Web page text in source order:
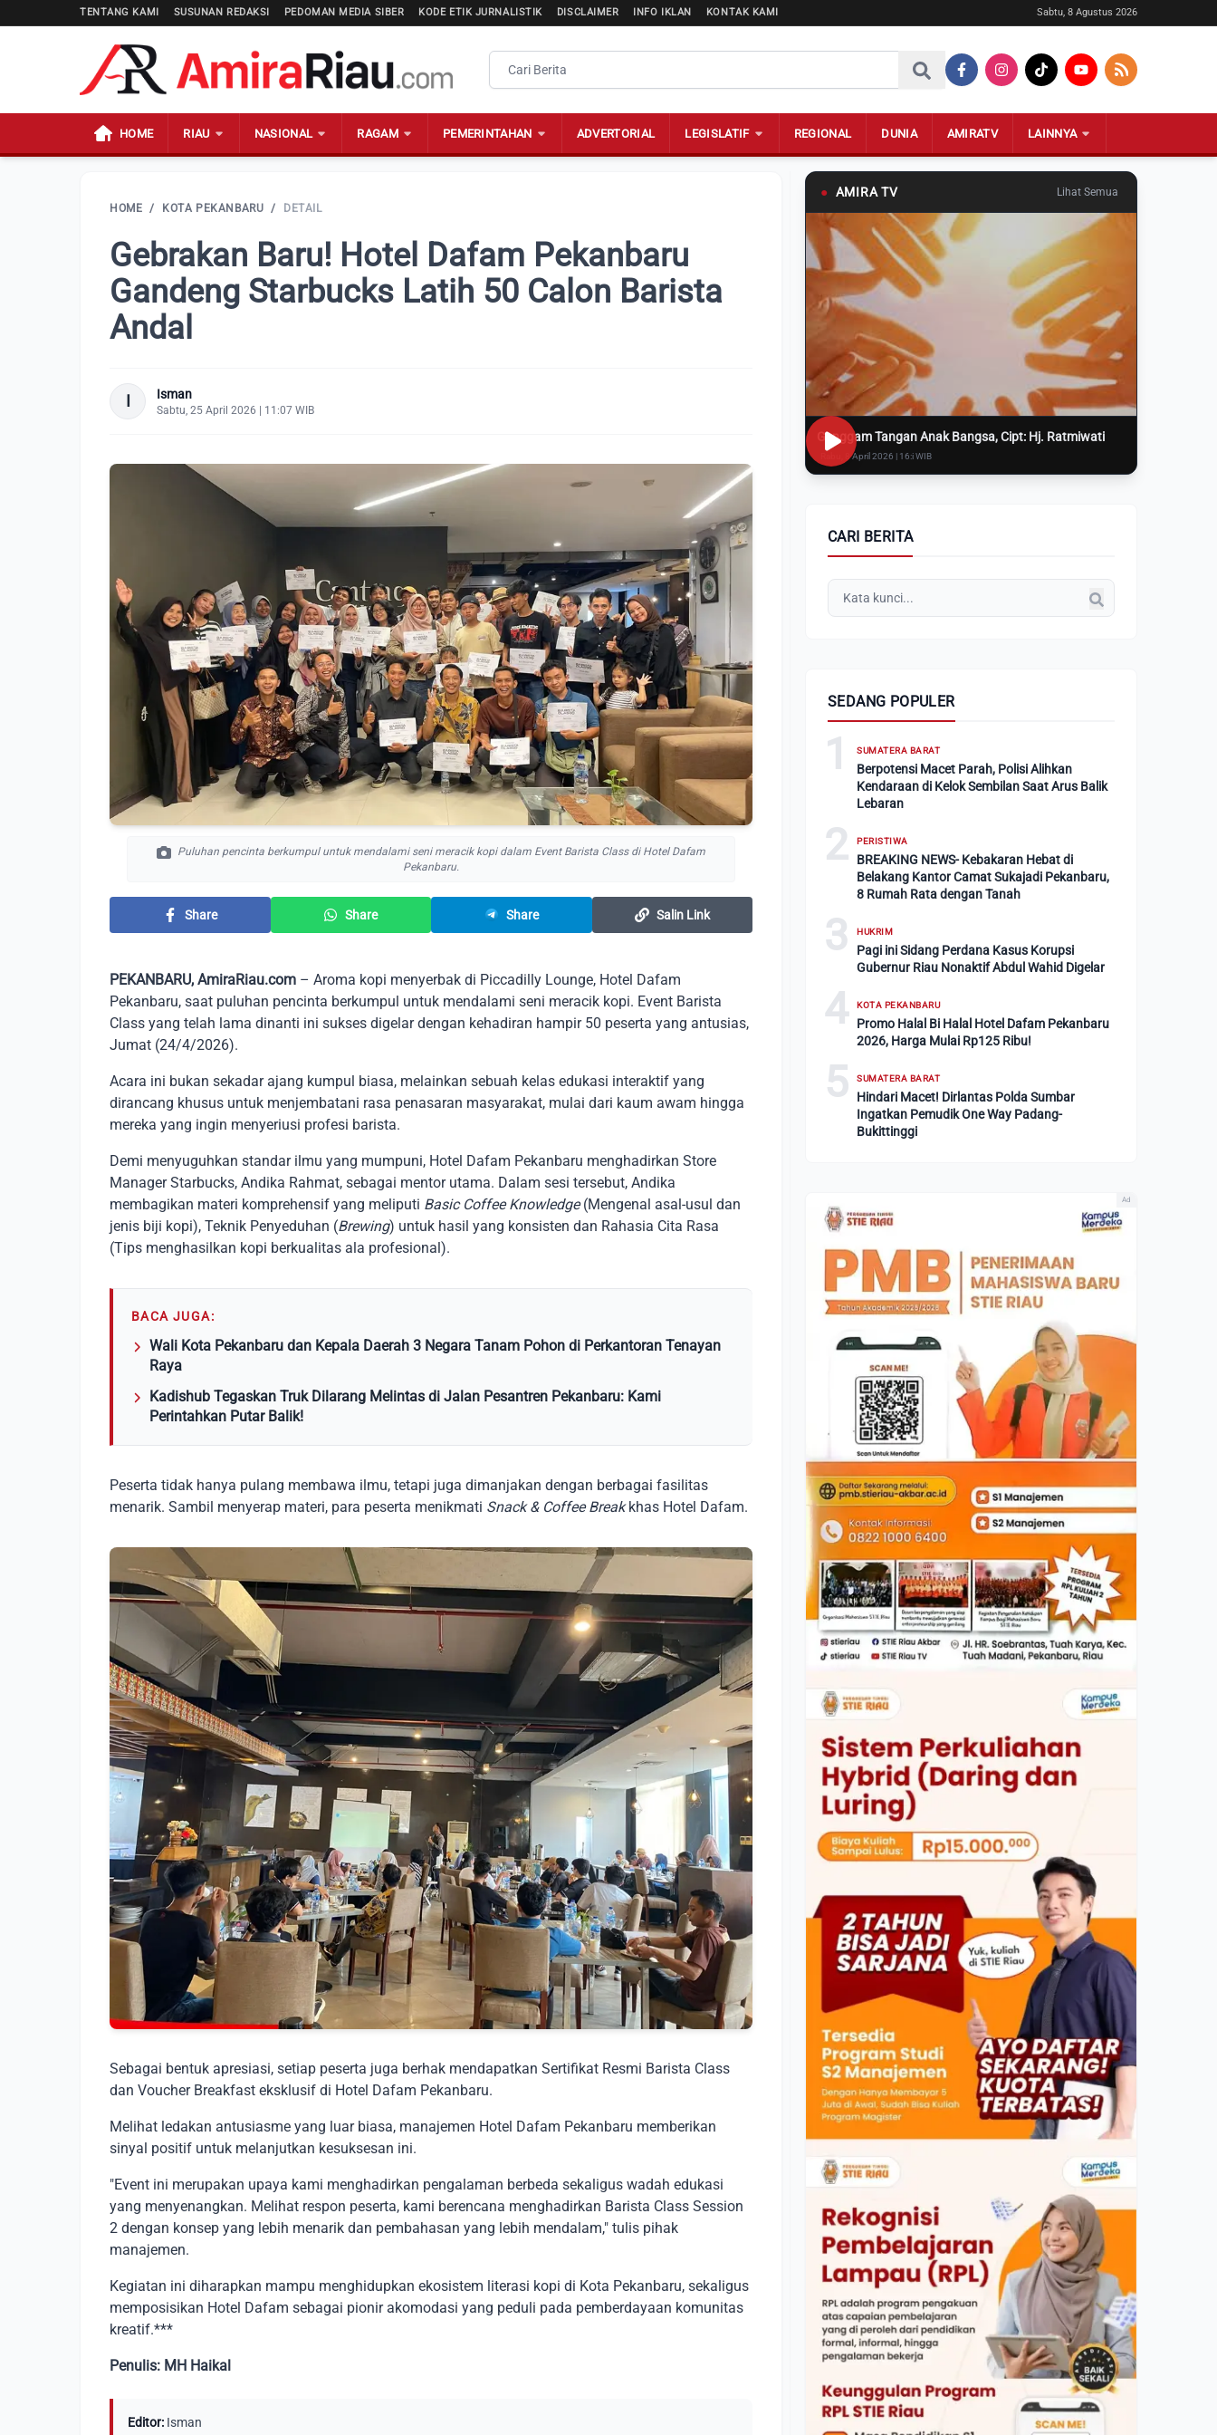
TENTANG KAMI SUSUNAN REDAKSI PEDOMAN MEDIA SIBER KODE ETIK JURNALISTIK DISCLAIMER INFO IKLAN KONTAK KAMI Sabtu, 8 Agustus 2026
HOME RIAU NASIONAL RAGAM PEMERINTAHAN ADVERTORIAL LEGISLATIF REGIONAL DUNIA AMIRATV LAINNYA
HOME / KOTA PEKANBARU / DETAIL
Gebrakan Baru! Hotel Dafam Pekanbaru
Gandeng Starbucks Latih 50 Calon Barista
Andal
I Isman
Sabtu, 25 April 2026 | 11:07 WIB
Puluhan pencinta berkumpul untuk mendalami seni meracik kopi dalam Event Barista Class di Hotel Dafam
Pekanbaru.
Share Share Share Salin Link
PEKANBARU, AmiraRiau.com – Aroma kopi menyerbak di Piccadilly Lounge, Hotel Dafam
Pekanbaru, saat puluhan pencinta berkumpul untuk mendalami seni meracik kopi. Event Barista
Class yang telah lama dinanti ini sukses digelar dengan kehadiran hampir 50 peserta yang antusias,
Jumat (24/4/2026).
Acara ini bukan sekadar ajang kumpul biasa, melainkan sebuah kelas edukasi interaktif yang
dirancang khusus untuk menjembatani rasa penasaran masyarakat, mulai dari kaum awam hingga
mereka yang ingin menyeriusi profesi barista.
Demi menyuguhkan standar ilmu yang mumpuni, Hotel Dafam Pekanbaru menghadirkan Store
Manager Starbucks, Andika Rahmat, sebagai mentor utama. Dalam sesi tersebut, Andika
membagikan materi komprehensif yang meliputi Basic Coffee Knowledge(Mengenal asal-usul dan
jenis biji kopi), Teknik Penyeduhan (Brewing) untuk hasil yang konsisten dan Rahasia Cita Rasa
(Tips menghasilkan kopi berkualitas ala profesional).
BACA JUGA:
Wali Kota Pekanbaru dan Kepala Daerah 3 Negara Tanam Pohon di Perkantoran Tenayan
Raya
Kadishub Tegaskan Truk Dilarang Melintas di Jalan Pesantren Pekanbaru: Kami
Perintahkan Putar Balik!
Peserta tidak hanya pulang membawa ilmu, tetapi juga dimanjakan dengan berbagai fasilitas
menarik. Sambil menyerap materi, para peserta menikmati Snack & Coffee Breakkhas Hotel Dafam.
Sebagai bentuk apresiasi, setiap peserta juga berhak mendapatkan Sertifikat Resmi Barista Class
dan Voucher Breakfast eksklusif di Hotel Dafam Pekanbaru.
Melihat ledakan antusiasme yang luar biasa, manajemen Hotel Dafam Pekanbaru memberikan
sinyal positif untuk melanjutkan kesuksesan ini.
"Event ini merupakan upaya kami menghadirkan pengalaman berbeda sekaligus wadah edukasi
yang menyenangkan. Melihat respon peserta, kami berencana menghadirkan Barista Class Session
2 dengan konsep yang lebih menarik dan pembahasan yang lebih mendalam," tulis pihak
manajemen.
Kegiatan ini diharapkan mampu menghidupkan ekosistem literasi kopi di Kota Pekanbaru, sekaligus
memposisikan Hotel Dafam sebagai pionir akomodasi yang peduli pada pemberdayaan komunitas
kreatif.***
Penulis: MH Haikal
Editor: Isman
● AMIRA TV Lihat Semua
Genggam Tangan Anak Bangsa, Cipt: Hj. Ratmiwati
Rabu, 8 April 2026 | 16:i WIB
CARI BERITA
SEDANG POPULER
1 SUMATERA BARAT
Berpotensi Macet Parah, Polisi Alihkan
Kendaraan di Kelok Sembilan Saat Arus Balik
Lebaran
2 PERISTIWA
BREAKING NEWS- Kebakaran Hebat di
Belakang Kantor Camat Sukajadi Pekanbaru,
8 Rumah Rata dengan Tanah
3 HUKRIM
Pagi ini Sidang Perdana Kasus Korupsi
Gubernur Riau Nonaktif Abdul Wahid Digelar
4 KOTA PEKANBARU
Promo Halal Bi Halal Hotel Dafam Pekanbaru
2026, Harga Mulai Rp125 Ribu!
5 SUMATERA BARAT
Hindari Macet! Dirlantas Polda Sumbar
Ingatkan Pemudik One Way Padang-
Bukittinggi
Ad